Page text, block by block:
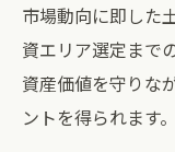
市場動向に即した
資エリア選定まで
資産価値を守りな
ントを得られます。